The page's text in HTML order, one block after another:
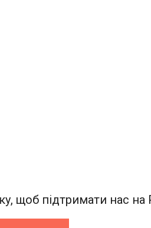
щоб підтримати нас на